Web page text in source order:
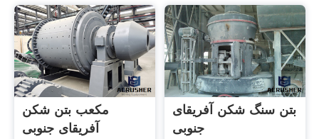
مکعب بتن شکن
آفریقای جنوبی
بتن سنگ شکن آفریقای
جنوبی